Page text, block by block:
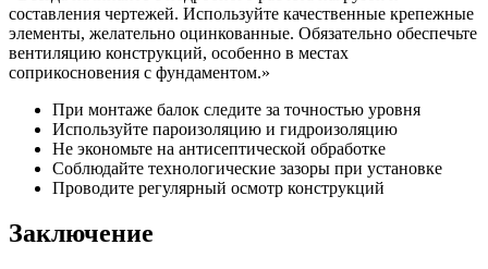
составления чертежей. Используйте качественные крепежные
элементы, желательно оцинкованные. Обязательно обеспечьте
вентиляцию конструкций, особенно в местах
соприкосновения с фундаментом.»
При монтаже балок следите за точностью уровня
Используйте пароизоляцию и гидроизоляцию
Не экономьте на антисептической обработке
Соблюдайте технологические зазоры при установке
Проводите регулярный осмотр конструкций
Заключение